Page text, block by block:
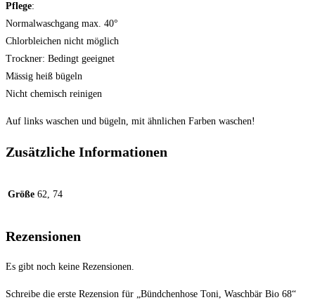
Pflege:
Normalwaschgang max. 40°
Chlorbleichen nicht möglich
Trockner: Bedingt geeignet
Mässig heiß bügeln
Nicht chemisch reinigen
Auf links waschen und bügeln, mit ähnlichen Farben waschen!
Zusätzliche Informationen
Größe 62, 74
Rezensionen
Es gibt noch keine Rezensionen.
Schreibe die erste Rezension für „Bündchenhose Toni, Waschbär Bio 68“